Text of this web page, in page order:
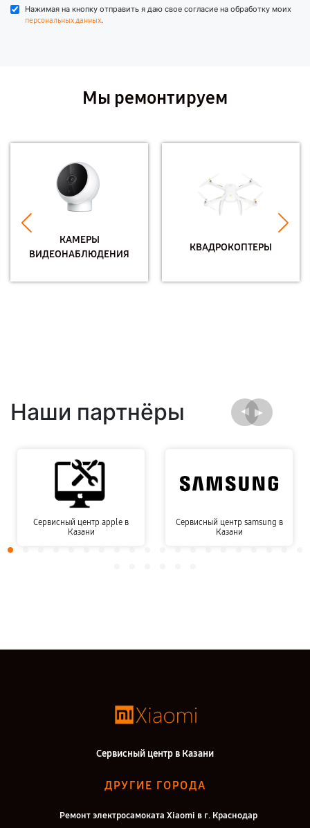
Нажимая на кнопку отправить я даю свое согласие на обработку моих
персональных данных.
Мы ремонтируем
КАМЕРЫ
ВИДЕОНАБЛЮДЕНИЯ
КВАДРОКОПТЕРЫ
Наши партнёры
Сервисный центр apple в
Казани
Сервисный центр samsung в
Казани
Сервисный центр в Казани
ДРУГИЕ ГОРОДА
Ремонт электросамоката Xiaomi в г. Краснодар